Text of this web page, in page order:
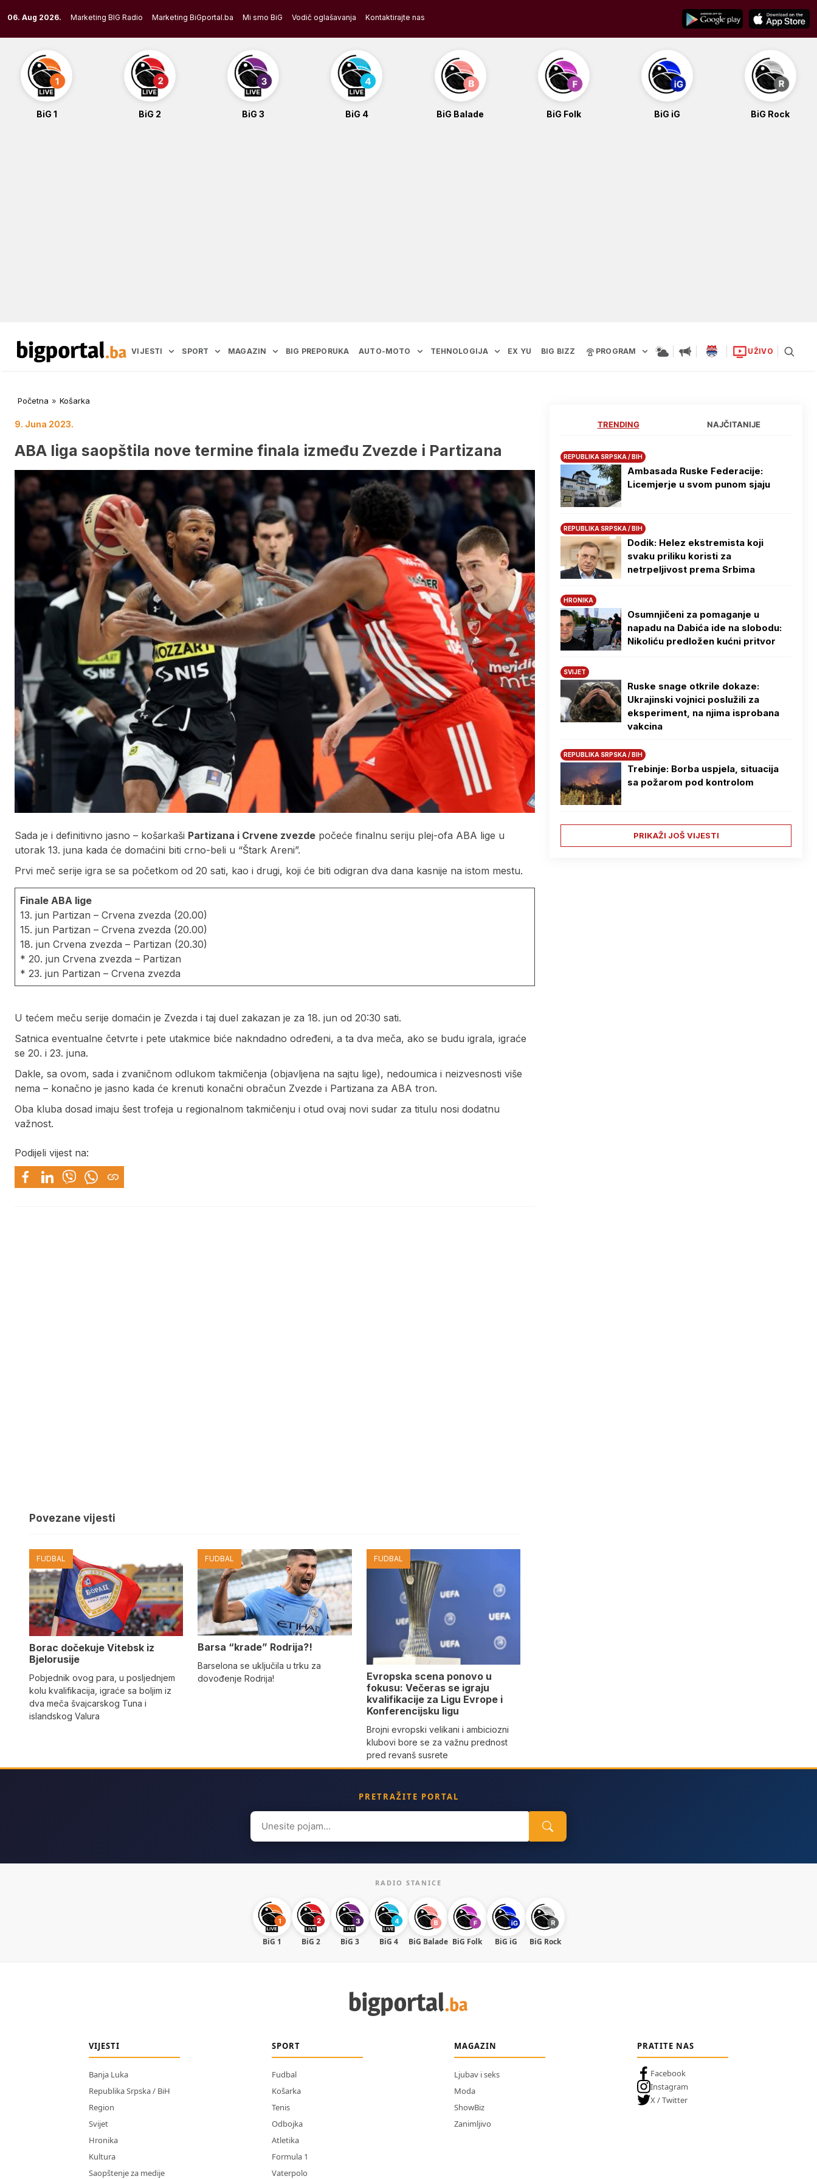
to
content
06. Aug 2026. Marketing BIG Radio Marketing BiGportal.ba Mi smo BiG Vodič oglašavanja Kontaktirajte nas
BiG 1 BiG 2 BiG 3 BiG 4 BiG Balade BiG Folk BiG iG BiG Rock
VIJESTI SPORT MAGAZIN BIG PREPORUKA AUTO-MOTO TEHNOLOGIJA EX YU BIG BIZZ PROGRAM UŽIVO
Početna » Košarka
9. Juna 2023.
ABA liga saopštila nove termine finala između Zvezde i Partizana
Sada je i definitivno jasno – košarkaši Partizana i Crvene zvezde počeće finalnu seriju plej-ofa ABA lige u
utorak 13. juna kada će domaćini biti crno-beli u “Štark Areni”.
Prvi meč serije igra se sa početkom od 20 sati, kao i drugi, koji će biti odigran dva dana kasnije na istom mestu.
Finale ABA lige
13. jun Partizan – Crvena zvezda (20.00)
15. jun Partizan – Crvena zvezda (20.00)
18. jun Crvena zvezda – Partizan (20.30)
* 20. jun Crvena zvezda – Partizan
* 23. jun Partizan – Crvena zvezda
U tećem meču serije domaćin je Zvezda i taj duel zakazan je za 18. jun od 20:30 sati.
Satnica eventualne četvrte i pete utakmice biće nakndadno određeni, a ta dva meča, ako se budu igrala, igraće
se 20. i 23. juna.
Dakle, sa ovom, sada i zvaničnom odlukom takmičenja (objavljena na sajtu lige), nedoumica i neizvesnosti više
nema – konačno je jasno kada će krenuti konačni obračun Zvezde i Partizana za ABA tron.
Oba kluba dosad imaju šest trofeja u regionalnom takmičenju i otud ovaj novi sudar za titulu nosi dodatnu
važnost.
Podijeli vijest na:
Povezane vijesti
FUDBAL
Borac dočekuje Vitebsk iz
Bjelorusije
Pobjednik ovog para, u posljednjem
kolu kvalifikacija, igraće sa boljim iz
dva meča švajcarskog Tuna i
islandskog Valura
FUDBAL
Barsa “krade” Rodrija?!
Barselona se uključila u trku za
dovođenje Rodrija!
FUDBAL
Evropska scena ponovo u
fokusu: Večeras se igraju
kvalifikacije za Ligu Evrope i
Konferencijsku ligu
Brojni evropski velikani i ambiciozni
klubovi bore se za važnu prednost
pred revanš susrete
TRENDING NAJČITANIJE
REPUBLIKA SRPSKA / BIH
Ambasada Ruske Federacije:
Licemjerje u svom punom sjaju
REPUBLIKA SRPSKA / BIH
Dodik: Helez ekstremista koji
svaku priliku koristi za
netrpeljivost prema Srbima
HRONIKA
Osumnjičeni za pomaganje u
napadu na Dabića ide na slobodu:
Nikoliću predložen kućni pritvor
SVIJET
Ruske snage otkrile dokaze:
Ukrajinski vojnici poslužili za
eksperiment, na njima isprobana
vakcina
REPUBLIKA SRPSKA / BIH
Trebinje: Borba uspjela, situacija
sa požarom pod kontrolom
PRIKAŽI JOŠ VIJESTI
PRETRAŽITE PORTAL
Search
for:
RADIO STANICE
BiG 1 BiG 2 BiG 3 BiG 4 BiG Balade BiG Folk BiG iG BiG Rock
VIJESTI
Banja Luka
Republika Srpska / BiH
Region
Svijet
Hronika
Kultura
Saopštenje za medije
SPORT
Fudbal
Košarka
Tenis
Odbojka
Atletika
Formula 1
Vaterpolo
MAGAZIN
Ljubav i seks
Moda
ShowBiz
Zanimljivo
PRATITE NAS
Facebook
Instagram
X / Twitter